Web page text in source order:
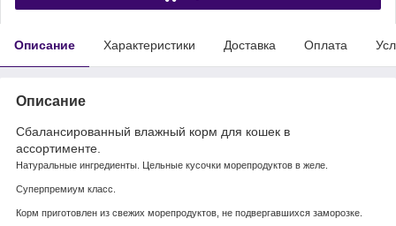
Описание Характеристики Доставка Оплата
Описание
Сбалансированный влажный корм для кошек в
ассортименте.
Натуральные ингредиенты. Цельные кусочки морепродуктов в желе.
Суперпремиум класс.
Корм приготовлен из свежих морепродуктов, не подвергавшихся заморозке.